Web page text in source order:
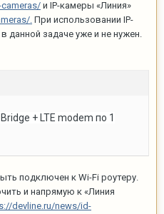
и IP-камеры «Линия»
. При использовании IP-
данной задаче уже и не нужен.
+ LTE modem по 1
подключен к Wi-Fi роутеру.
и напрямую к «Линия
devline.ru/news/id-